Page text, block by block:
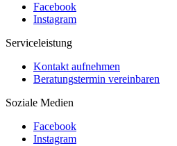
Facebook
Instagram
Serviceleistung
Kontakt aufnehmen
Beratungstermin vereinbaren
Soziale Medien
Facebook
Instagram